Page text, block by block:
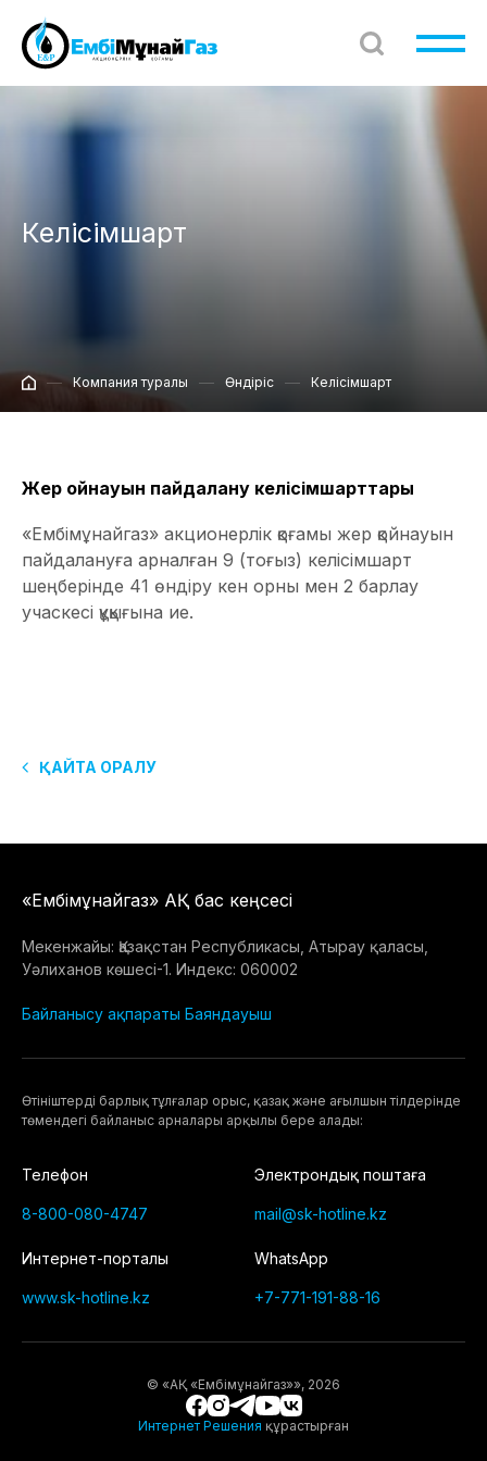
Келісімшарт
Компания туралы Өндіріс Келісімшарт
Жер қойнауын пайдалану келісімшарттары
«Ембімұнайгаз» акционерлік қоғамы жер қойнауын
пайдалануға арналған 9 (тоғыз) келісімшарт
шеңберінде 41 өндіру кен орны мен 2 барлау
учаскесі құқығына ие.
ҚАЙТА ОРАЛУ
«Ембімұнайгаз» АҚ бас кеңсесі
Мекенжайы: Қазақстан Республикасы, Атырау қаласы,
Уәлиханов көшесі-1. Индекс: 060002
Байланысу ақпараты Баяндауыш
Өтiнiштердi барлық тұлғалар орыс, қазақ және ағылшын тілдерінде
төмендегі байланыс арналары арқылы бере алады:
Телефон
8-800-080-4747
Электрондық поштаға
mail@sk-hotline.kz
Интернет-порталы
www.sk-hotline.kz
WhatsApp
+7-771-191-88-16
© «АҚ «Eмбімұнайгаз»», 2026
Интернет Решения құрастырған